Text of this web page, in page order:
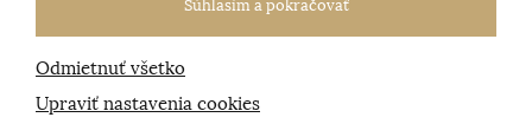
Všetky práva vyhradené
Tvorba e-shopovodBlueweb s.r.o.
Súhlasím a pokračovať
Odmietnuť všetko
Upraviť nastavenia cookies